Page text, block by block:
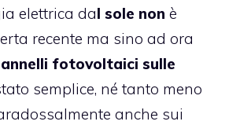
elettrica dal sole non è
recente ma sino ad ora
fotovoltaici sulle
semplice, né tanto meno
anche sui